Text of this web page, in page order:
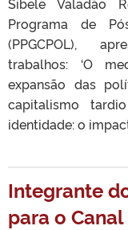
Programa de
(PPGCPOL),
trabalhos: ‘O
expansão das
capitalismo
identidade: o
Integrante
para o